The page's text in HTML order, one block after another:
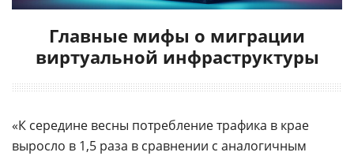
Главные мифы о миграции
виртуальной инфраструктуры
«К середине весны потребление трафика в крае
выросло в 1,5 раза в сравнении с аналогичным